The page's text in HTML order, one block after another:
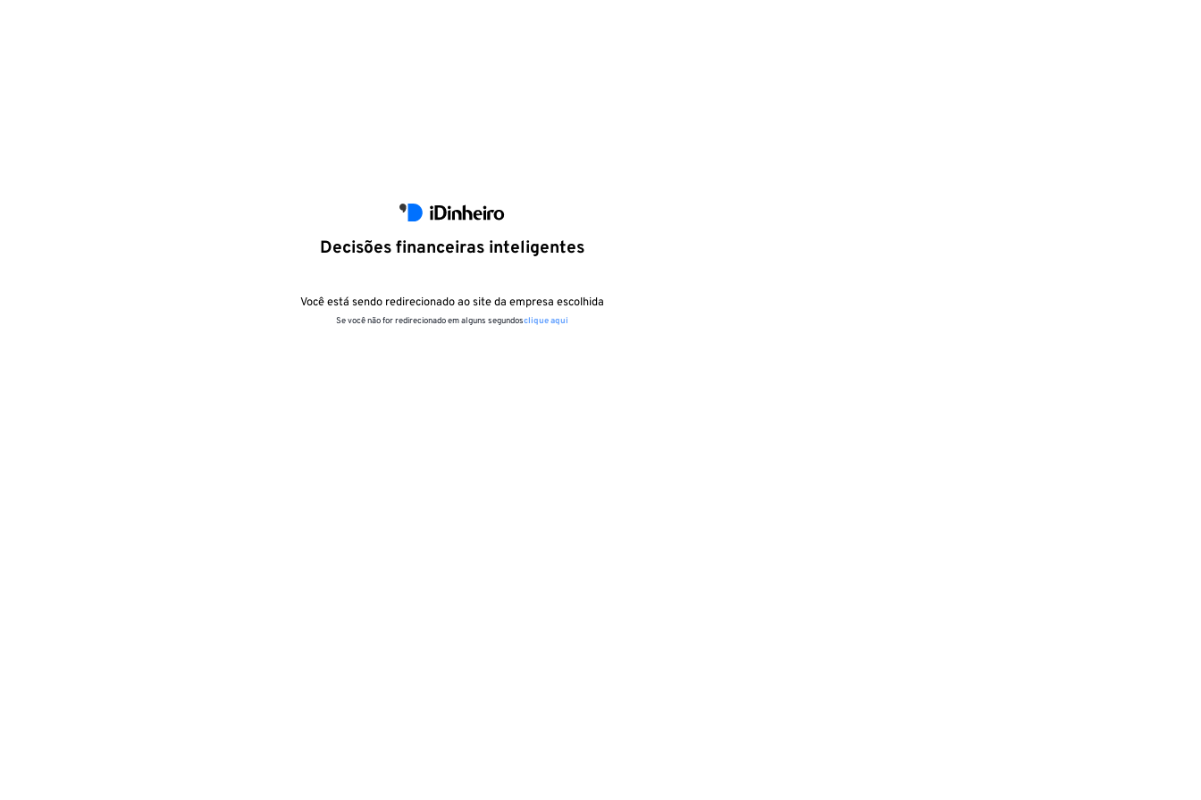
Decisões financeiras inteligentes
Você está sendo redirecionado ao site da empresa escolhida
Se você não for redirecionado em alguns segundosclique aqui